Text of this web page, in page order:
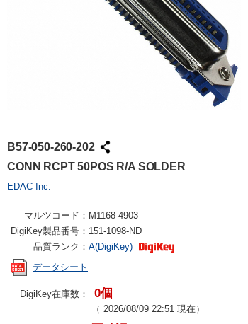
B57-050-260-202
CONN RCPT 50POS R/A SOLDER
EDAC Inc.
マルツコード： M1168-4903
DigiKey製品番号： 151-1098-ND
品質ランク： A(DigiKey)
データシート
DigiKey在庫数： 0個
（ 2026/08/09 22:51 現在）